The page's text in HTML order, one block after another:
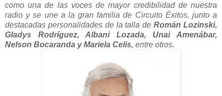
como una de las voces de mayor credibilidad de nuestra
radio y se une a la gran familia de Circuito Éxitos, junto a
destacadas personalidades de la talla deRomán Lozinski,
Gladys Rodríguez, Albani Lozada, Unai Amenábar,
Nelson Bocaranda y Mariela Celis, entre otros.